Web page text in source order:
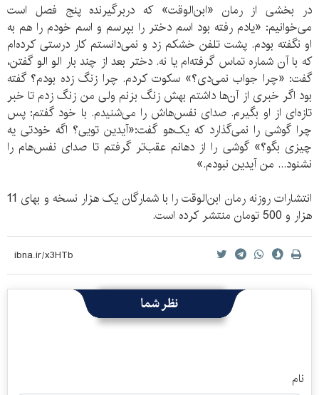
در بخشی از رمان «ابن‌الوقت» که دربرگیرنده پنج فصل است
می‌خوانیم: «یادم رفته بود اسم دختر را بپرسم و اسم خودم را هم به
او نگفته بودم. پشت تلفن خشکم زد و نمی‌دانستم کار درستی کرده‌ام
که با آن شماره تماس گرفته‌ام یا نه. دختر بعد از چند بار الو الو گفتن،
گفت: «چرا جواب نمی‌دی؟» سکوت کردم. چرا زنگ زده بودم؟ گفته
بود اگر خبری از آن‌ها داشتم بهش زنگ بزنم ولی من زنگ زدم تا خبر
تازه‌ای از او بگیرم. صدای نفس‌هاش را می‌شنیدم. با خود گفتم: پس
چرا گوشی را نمی‌گذارد که یک‌هو گفت:«آیدین تویی؟ اگه خودتی یه
چیزی بگو؟» گوشی را از دهانم عقب‌تر گرفتم تا صدای نفس‌هام را
نشنود... من آیدین نبودم.»
انتشارات روزنه رمان ابن‌الوقت را با شمارگان یک هزار نسخه و بهای 11
هزار و 500 تومان منتشر کرده است.
نظر شما
نام